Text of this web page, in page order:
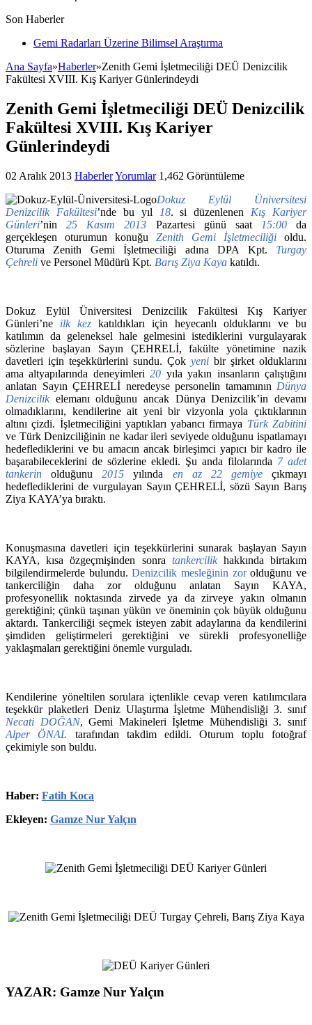
Son Haberler
Gemi Radarları Üzerine Bilimsel Araştırma
Ana Sayfa»Haberler»Zenith Gemi İşletmeciliği DEÜ Denizcilik
Fakültesi XVIII. Kış Kariyer Günlerindeydi
Zenith Gemi İşletmeciliği DEÜ Denizcilik
Fakültesi XVIII. Kış Kariyer
Günlerindeydi
02 Aralık 2013 HaberlerYorumlar 1,462 Görüntüleme
Dokuz Eylül Üniversitesi
Denizcilik Fakültesi’nde bu yıl 18. si düzenlenen Kış Kariyer
Günleri’nin25 Kasım 2013 Pazartesi günü saat 15:00da
gerçekleşen oturumun konuğu Zenith Gemi İşletmeciliği oldu.
Oturuma Zenith Gemi İşletmeciliği adına DPA Kpt. Turgay
Çehreli ve Personel Müdürü Kpt. Barış Ziya Kaya katıldı.
Dokuz Eylül Üniversitesi Denizcilik Fakültesi Kış Kariyer
Günleri’ne ilk kez katıldıkları için heyecanlı olduklarını ve bu
katılımın da geleneksel hale gelmesini istediklerini vurgulayarak
sözlerine başlayan Sayın ÇEHRELİ, fakülte yönetimine nazik
davetleri için teşekkürlerini sundu. Çok yeni bir şirket olduklarını
ama altyapılarında deneyimleri20 yıla yakın insanların çalıştığını
anlatan Sayın ÇEHRELİ neredeyse personelin tamamının Dünya
Denizcilikelemanı olduğunu ancak Dünya Denizcilik’in devamı
olmadıklarını, kendilerine ait yeni bir vizyonla yola çıktıklarının
altını çizdi. İşletmeciliğini yaptıkları yabancı firmaya Türk Zabitini
ve Türk Denizciliğinin ne kadar ileri seviyede olduğunu ispatlamayı
hedeflediklerini ve bu amacın ancak birleşimci yapıcı bir kadro ile
başarabileceklerini de sözlerine ekledi. Şu anda filolarında 7 adet
tankerin olduğunu2015 yılında en az 22 gemiye
çıkmayı
hedeflediklerini de vurgulayan Sayın ÇEHRELİ, sözü Sayın Barış
Ziya KAYA’ya bıraktı.
Konuşmasına davetleri için teşekkürlerini sunarak başlayan Sayın
KAYA, kısa özgeçmişinden sonra tankercilikhakkında birtakım
bilgilendirmelerde bulundu.Denizcilik mesleğinin zorolduğunu ve
tankerciliğin daha zor olduğunu anlatan Sayın KAYA,
profesyonellik noktasında zirvede ya da zirveye yakın olmanın
gerektiğini; çünkü taşınan yükün ve öneminin çok büyük olduğunu
aktardı. Tankerciliği seçmek isteyen zabit adaylarına da kendilerini
şimdiden geliştirmeleri gerektiğini ve sürekli profesyonelliğe
yaklaşmaları gerektiğini önemle vurguladı.
Kendilerine yöneltilen sorulara içtenlikle cevap veren katılımcılara
teşekkür plaketleri Deniz Ulaştırma İşletme Mühendisliği 3. sınıf
Necati DOĞAN, Gemi Makineleri İşletme Mühendisliği 3. sınıf
Alper ÖNAL tarafından takdim edildi. Oturum toplu fotoğraf
çekimiyle son buldu.
Haber: Fatih Koca
Ekleyen: Gamze Nur Yalçın
YAZAR: Gamze Nur Yalçın